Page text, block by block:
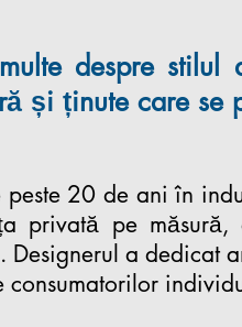
despre stilul
și ținute care se
20 de ani în
privată pe
Designerul a dedicat
consumatorilor